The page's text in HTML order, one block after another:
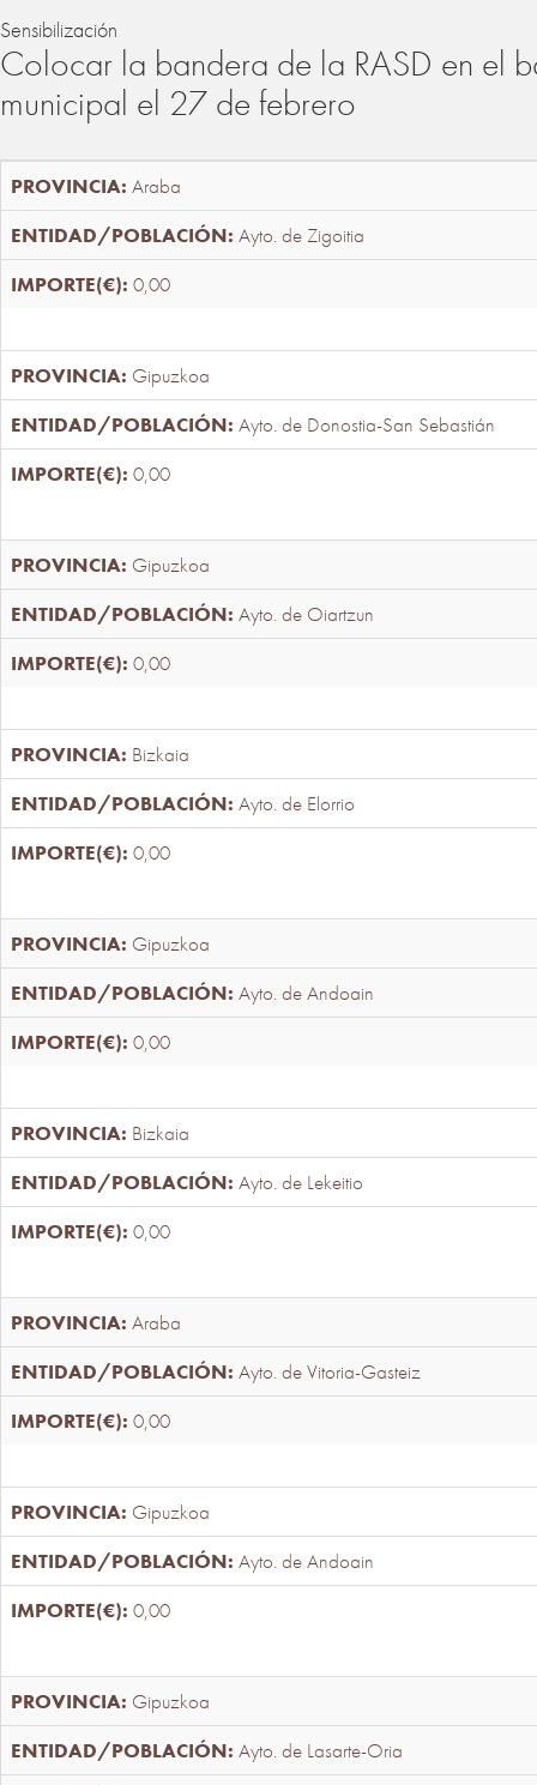
Sensibilización
Colocar la bandera de la RASD en el
municipal el 27 de febrero
Araba
Ayto. de Zigoitia
0,00
Gipuzkoa
Ayto. de Donostia-San Sebastián
0,00
Gipuzkoa
Ayto. de Oiartzun
0,00
Bizkaia
Ayto. de Elorrio
0,00
Gipuzkoa
Ayto. de Andoain
0,00
Bizkaia
Ayto. de Lekeitio
0,00
Araba
Ayto. de Vitoria-Gasteiz
0,00
Gipuzkoa
Ayto. de Andoain
0,00
Gipuzkoa
Ayto. de Lasarte-Oria